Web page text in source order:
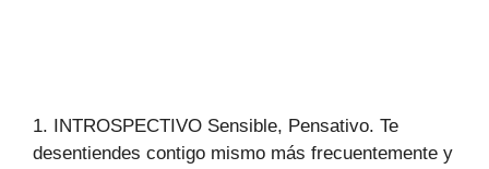
1. INTROSPECTIVO Sensible, Pensativo. Te
desentiendes contigo mismo más frecuentemente y